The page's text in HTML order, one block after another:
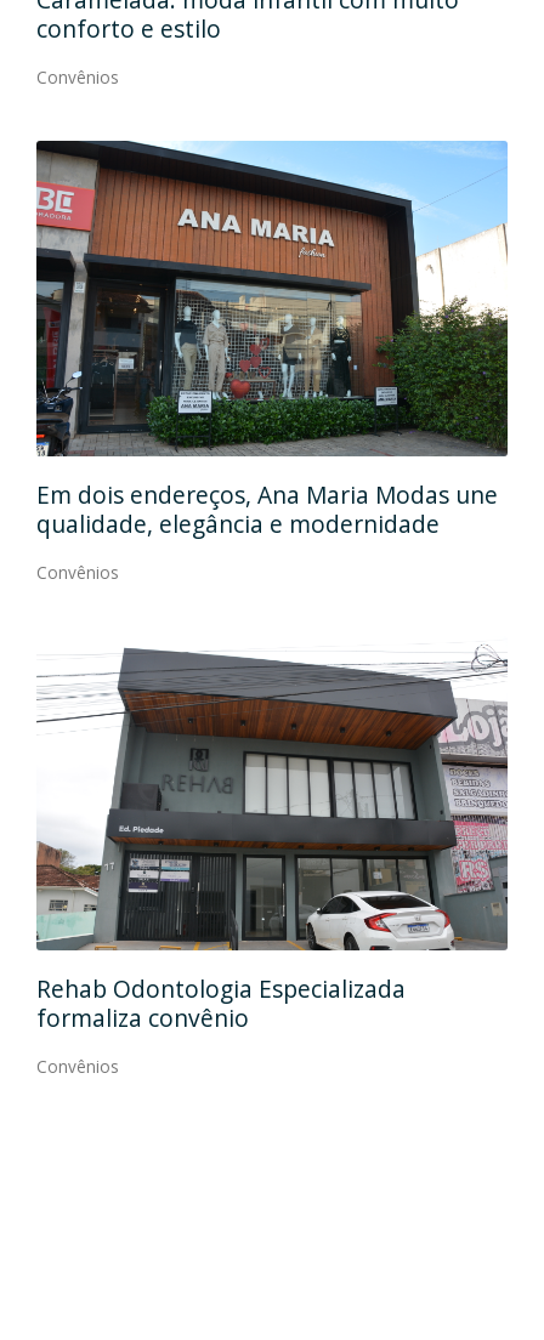
conforto e estilo
Convênios
Em dois endereços, Ana Maria Modas une
qualidade, elegância e modernidade
Convênios
Rehab Odontologia Especializada
formaliza convênio
Convênios